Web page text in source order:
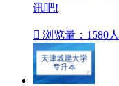
讯吧!
 浏览量：1580人